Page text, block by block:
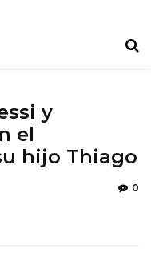
y
el
hijo Thiago
0